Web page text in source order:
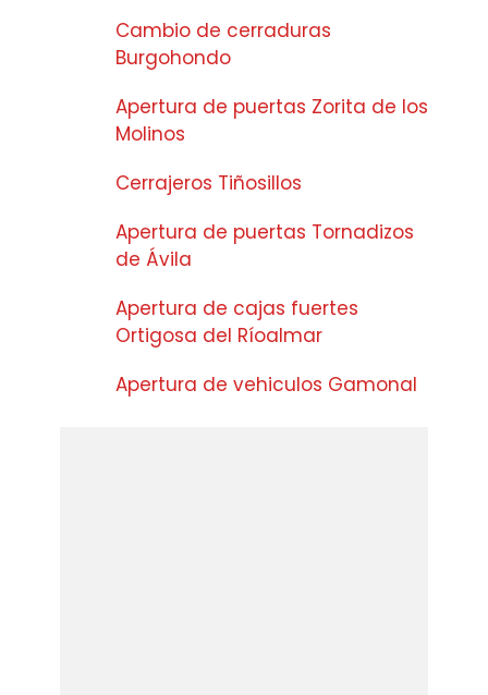
Cambio de cerraduras
Burgohondo
Apertura de puertas Zorita de los
Molinos
Cerrajeros Tiñosillos
Apertura de puertas Tornadizos
de Ávila
Apertura de cajas fuertes
Ortigosa del Ríoalmar
Apertura de vehiculos Gamonal